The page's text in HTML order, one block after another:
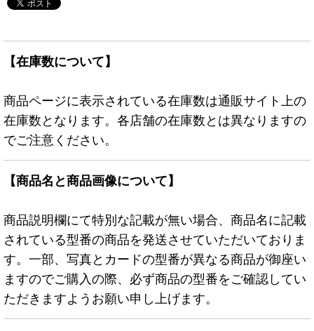
【在庫数について】
商品ページに表示されている在庫数は通販サイト上の
在庫数となります。各店舗の在庫数とは異なりますの
でご注意ください。
【商品名と商品画像について】
商品説明欄にて特別な記載が無い場合、商品名に記載
されている型番の商品を発送させていただいておりま
す。一部、写真とカードの型番が異なる商品が御座い
ますのでご購入の際、必ず商品の型番をご確認してい
ただきますようお願い申し上げます。